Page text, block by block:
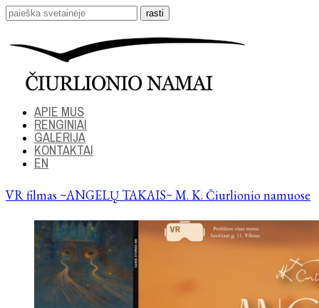
APIE MUS
RENGINIAI
GALERIJA
KONTAKTAI
EN
VR filmas ~ANGELŲ TAKAIS~ M. K. Čiurlionio namuose